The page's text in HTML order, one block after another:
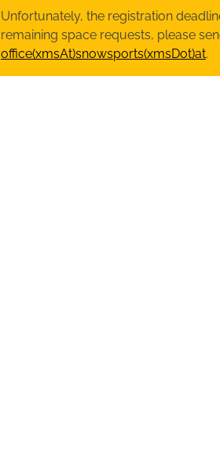
Unfortunately, the registration
remaining space requests, please
office(xmsAt)snowsports(xmsDot)at.